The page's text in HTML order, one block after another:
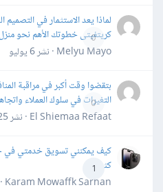
0
لماذا يعد الاستثمار في
كريتفيتى خطوتك الأهم نحو
Melyu Mayo · نشر
6 يوليو
0
بتقضوا وقت أكبر في مراقبة
التغيرات في سلوك العملاء
El Shiemaa Refaat · نشر
25
1
كيف يمكنني تسويق خدمتي في
كثيرة
Karam Mowaffk Sarhan · نشر